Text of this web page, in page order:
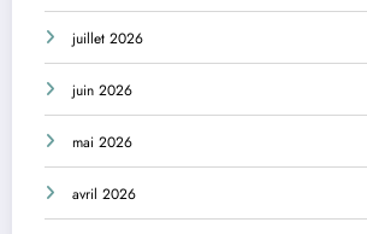
juillet 2026
juin 2026
mai 2026
avril 2026